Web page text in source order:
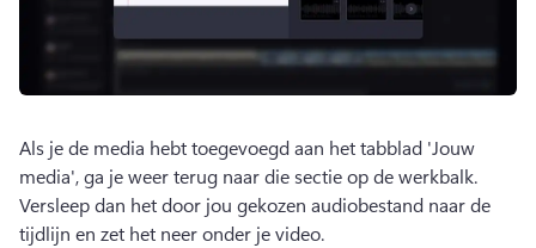
Als je de media hebt toegevoegd aan het tabblad 'Jouw
Versleep dan het door jou gekozen audiobestand naar de
tijdlijn en zet het neer onder je video.